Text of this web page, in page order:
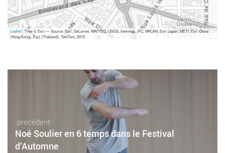
Leaflet| Tiles © Esri — Source: Esri, DeLorme, NAVTEQ, USGS, Intermap, iPC, NRCAN, Esri Japan, METI, Esri China
(Hong Kong), Esri (Thailand), TomTom, 2012
précédent
Noé Soulier en 6 temps dans le Festival
d’Automne